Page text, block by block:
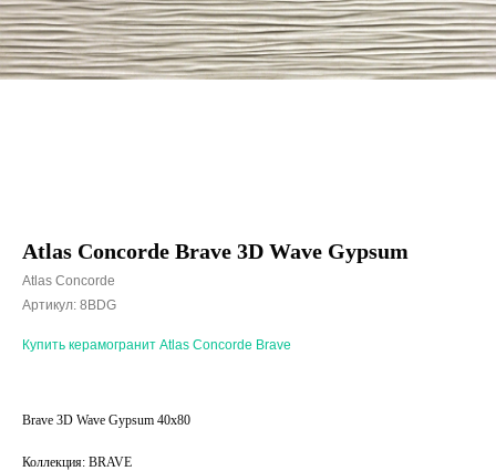
Atlas Concorde Brave 3D Wave Gypsum
Atlas Concorde
Артикул: 8BDG
Купить керамогранит Atlas Concorde Brave
Brave 3D Wave Gypsum 40x80
Коллекция: BRAVE